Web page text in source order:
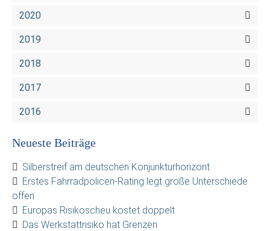
2020
2019
2018
2017
2016
Neueste Beiträge
Silberstreif am deutschen Konjunkturhorizont
Erstes Fahrradpolicen-Rating legt große Unterschiede
offen
Europas Risikoscheu kostet doppelt
Das Werkstattrisiko hat Grenzen